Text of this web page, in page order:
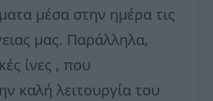
μέσα στην ημέρα τις
μας. Παράλληλα,
ίνες , που
καλή λειτουργία του